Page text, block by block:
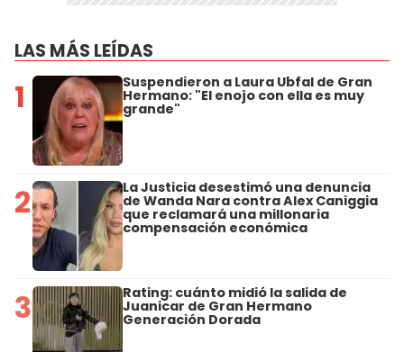
LAS MÁS LEÍDAS
1 Suspendieron a Laura Ubfal de Gran
Hermano: "El enojo con ella es muy
grande"
2 La Justicia desestimó una denuncia
de Wanda Nara contra Alex Caniggia
que reclamará una millonaria
compensación económica
3 Rating: cuánto midió la salida de
Juanicar de Gran Hermano
Generación Dorada